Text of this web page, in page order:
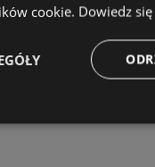
cookie. Dowiedz